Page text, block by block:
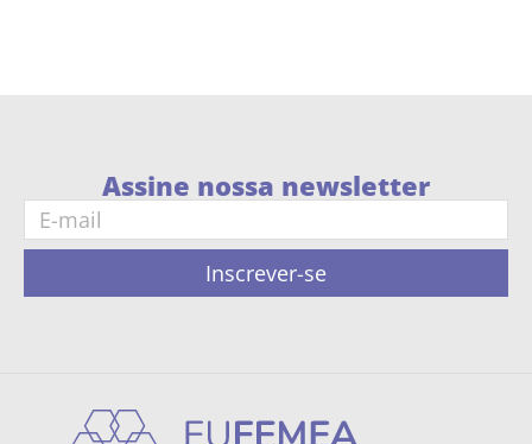
Assine nossa newsletter
Inscrever-se